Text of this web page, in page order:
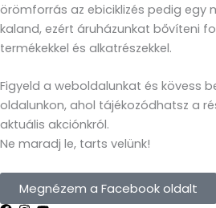
örömforrás az ebiciklizés pedig egy
kaland, ezért áruházunkat bővíteni
termékekkel és alkatrészekkel.
Figyeld a weboldalunkat és kövess
oldalunkon, ahol tájékozódhatsz a
aktuális akciónkról.
Ne maradj le, tarts velünk!
Megnézem a Facebook oldalt